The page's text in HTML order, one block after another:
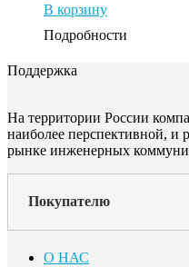
В корзину
Подробности
Поддержка
На территории России
наиболее перспективной, и
рынке инженерных
Покупателю
О НАС